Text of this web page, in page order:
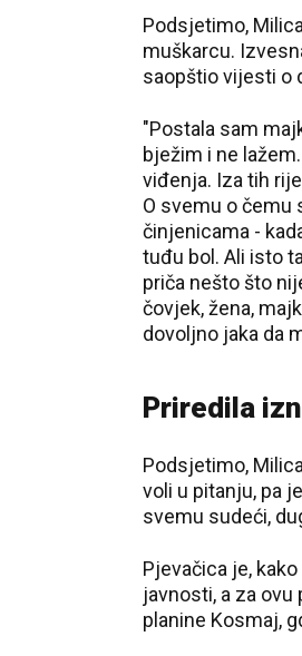
Podsjetimo,
muškarcu.
saopštio vijesti o
"Postala sam
bježim i ne
viđenja. Iza tih
O svemu o čemu
činjenicama -
tuđu bol. Ali isto
priča nešto što
čovjek, žena,
dovoljno jaka da
Priredila
Podsjetimo,
voli u pitanju, pa
svemu sudeći,
Pjevačica je,
javnosti, a za
planine Kosmaj,